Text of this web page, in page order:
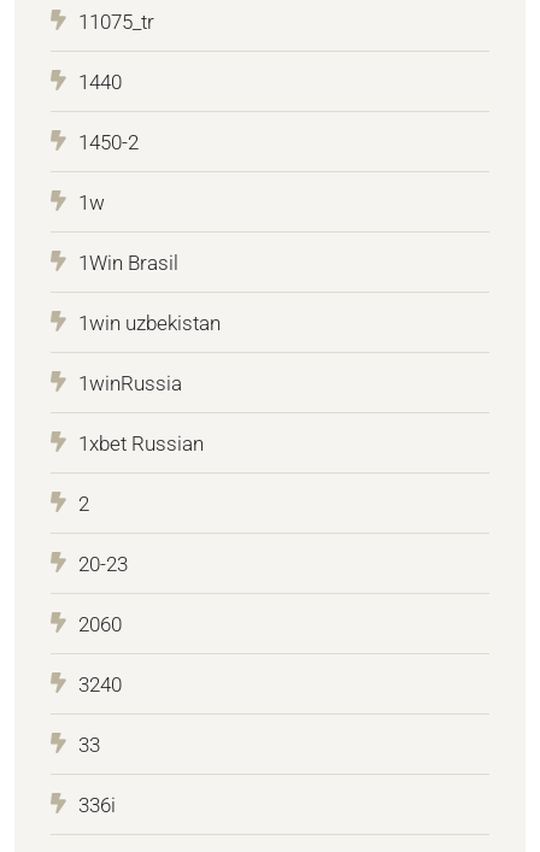
11075_tr
1440
1450-2
1w
1Win Brasil
1win uzbekistan
1winRussia
1xbet Russian
2
20-23
2060
3240
33
336i